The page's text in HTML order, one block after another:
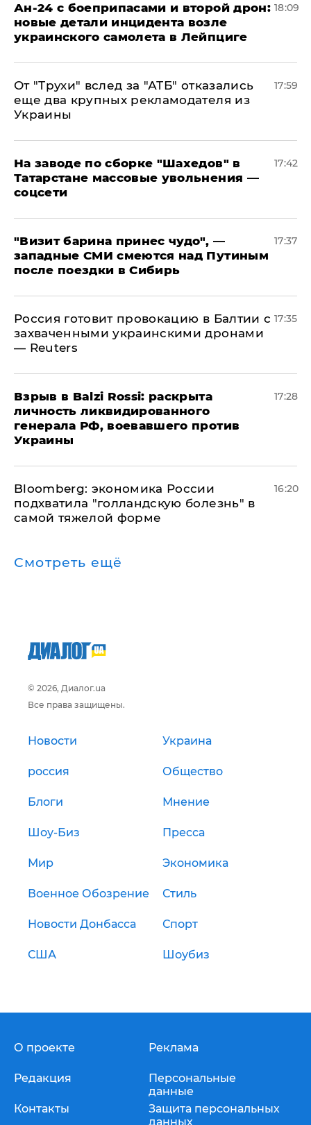
Ан-24 с боеприпасами и второй дрон:
новые детали инцидента возле
украинского самолета в Лейпциге
18:09
От "Трухи" вслед за "АТБ" отказались
еще два крупных рекламодателя из
Украины
17:59
На заводе по сборке "Шахедов" в
Татарстане массовые увольнения —
соцсети
17:42
"Визит барина принес чудо", —
западные СМИ смеются над Путиным
после поездки в Сибирь
17:37
​Россия готовит провокацию в Балтии с
захваченными украинскими дронами
— Reuters
17:35
​Взрыв в Balzi Rossi: раскрыта
личность ликвидированного
генерала РФ, воевавшего против
Украины
17:28
Bloomberg: экономика России
подхватила "голландскую болезнь" в
самой тяжелой форме
16:20
Смотреть ещё
© 2026, Диалог.ua
Все права защищены.
Новости Украина
россия Общество
Блоги Мнение
Шоу-Биз Пресса
Мир Экономика
Военное Обозрение Стиль
Новости Донбасса Спорт
США Шоубиз
О проекте
Редакция
Контакты
Реклама
Персональные
данные
Защита персональных
данных